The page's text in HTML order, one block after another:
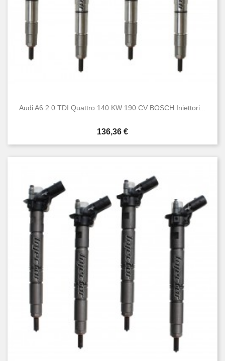
Audi A6 2.0 TDI Quattro 140 KW 190 CV BOSCH Iniettori...
Prezzo
136,36 €